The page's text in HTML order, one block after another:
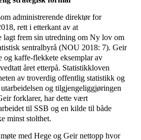
administrerende direktør for
rett i etterkant av at
lagt frem sin utredning om Ny lov om
sentralbyrå (NOU 2018: 7). Geir
og kaffe-flekkete eksemplar av
året etterpå. Statistikkloven
av troverdig offentlig statistikk og
og tilgjengeliggjøringen
forklarer, har dette vært
til SSB og en kilde til både
minst stolthet.
med Hege og Geir nettopp hvor